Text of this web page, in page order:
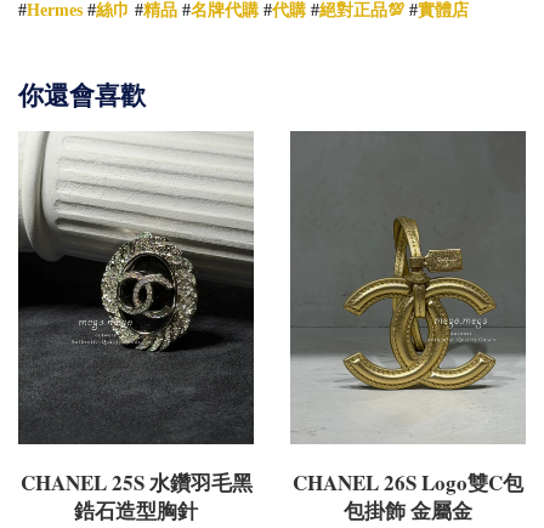
#Hermes #絲巾 #精品 #名牌代購 #代購 #絕對正品💯 #實體店
你還會喜歡
CHANEL 25S 水鑽羽毛黑
鋯石造型胸針
CHANEL 26S Logo雙C包
包掛飾 金屬金